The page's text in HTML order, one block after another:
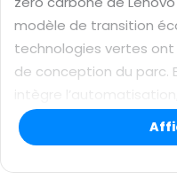
modèle de transition
technologies vertes
de conception du parc.
intègre
intelligentes pour
l’ensemble du